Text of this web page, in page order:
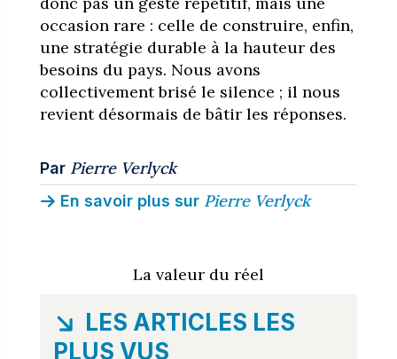
occasion rare : celle de construire, enfin,
une stratégie durable à la hauteur des
besoins du pays. Nous avons
collectivement brisé le silence ; il nous
revient désormais de bâtir les réponses.
Par Pierre Verlyck
En savoir plus sur Pierre Verlyck
La valeur du réel
LES ARTICLES LES
PLUS VUS